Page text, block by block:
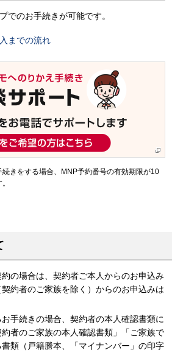
でのお手続きが可能です。
までの流れ
きをする場合、MNP予約番号の有効期限が10
の場合は、契約者ご本人からのお申込み
約者のご家族を除く）からのお申込みは
手続きの場合、契約者の本人確認書類に
者のご家族の本人確認書類」「ご家族で
類（戸籍謄本、「マイナンバー」の印字